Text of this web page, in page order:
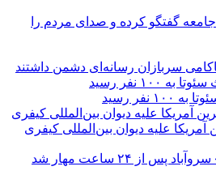
جامعه گفتگو کرده و صدای مردم را
سربازان رسانه‌ای دشمن داشتند
نفر رسید
از ۲۴ ساعت مهار شد